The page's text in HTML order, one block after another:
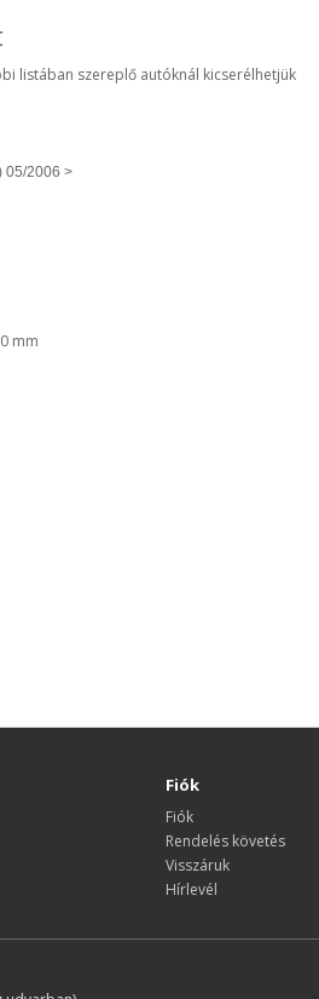
listában szereplő autóknál kicserélhetjük
05/2006 >
mm
Fiók
Fiók
Rendelés követés
Visszáruk
Hírlevél